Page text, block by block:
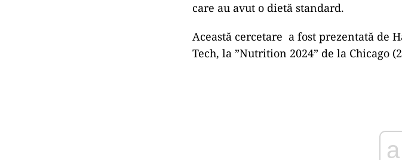
care au avut o dietă standard.
Această cercetare a fost prezentată
Tech, la ”Nutrition 2024” de la Chicago